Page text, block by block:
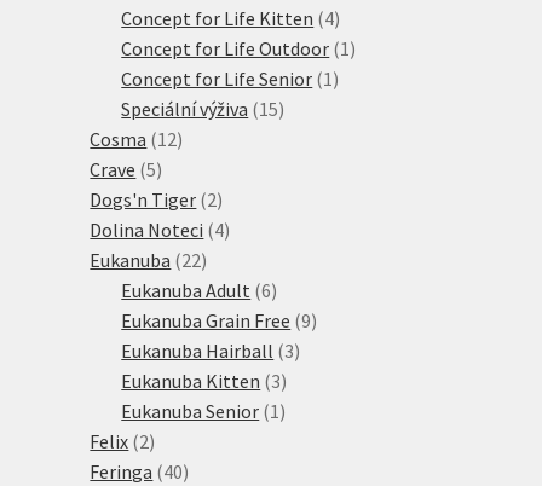
produkty
Concept for Life Kitten 44
produkty
Concept for Life Outdoor 1 1
Concept for Life Senior 1 1
Speciální výživa 1515
Cosma 1212
Crave 55
produktů
Dogs'n Tiger 22
produkty
Dolina Noteci 44
Eukanuba 2222
produktů
Eukanuba Adult 66
produktů
Eukanuba Grain Free 99
Eukanuba Hairball 33
Eukanuba Kitten 33
produkty
Eukanuba Senior 1 1
Felix 22
produkty
Feringa 4040